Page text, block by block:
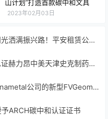
山计划”打造首款碳中和文具
2023年02月03日
（平安公益）金色阳光洒满振兴路！平安租赁公益项目走进贵州毕节
（中国工厂）必维见证赫力昂中美天津史克制药工厂实现运营碳中和
（切屑适用于）Kennametal公司的新型FVGeometry采用了创新性断屑槽设计方案
予ARCH碳中和认证证书